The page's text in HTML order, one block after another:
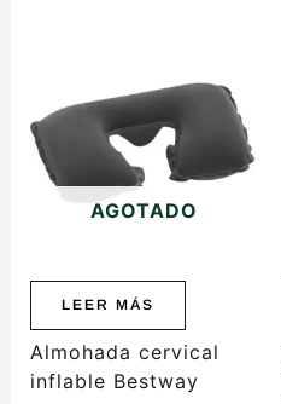
AGOTADO
LEER MÁS
Almohada cervical
inflable Bestway